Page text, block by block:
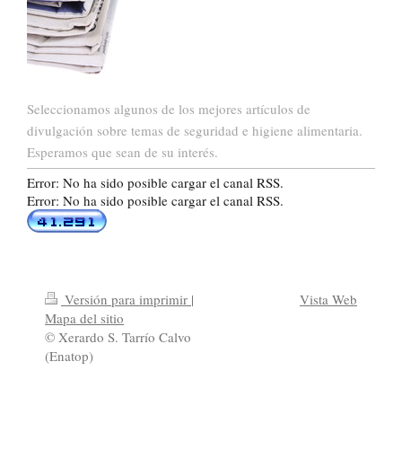
Seleccionamos algunos de los mejores artículos de
divulgación sobre temas de seguridad e higiene alimentaria.
Esperamos que sean de su interés.
Error: No ha sido posible cargar el canal RSS.
Error: No ha sido posible cargar el canal RSS.
Versión para imprimir |
Mapa del sitio
© Xerardo S. Tarrío Calvo
(Enatop)
Vista Web